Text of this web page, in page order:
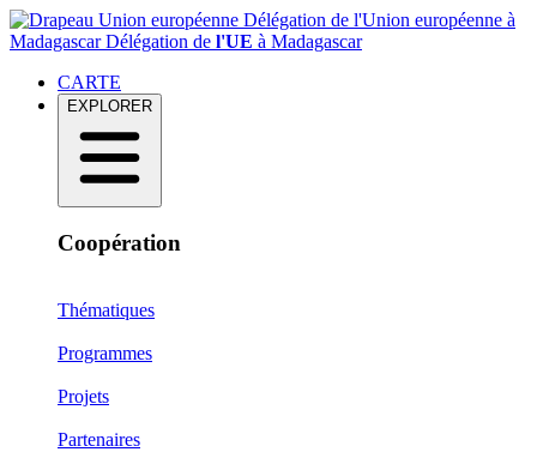
Délégation de l'Union européenne à
MadagascarDélégation de l'UE à Madagascar
CARTE
EXPLORER
Coopération
Thématiques
Programmes
Projets
Partenaires